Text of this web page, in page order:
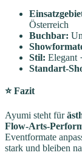
Österreich
Buchbar:
Stil: Elegant
Standart-
⭐ Fazit
Ayumi steht für
Flow-Arts-
Eventformate
stark und bleiben